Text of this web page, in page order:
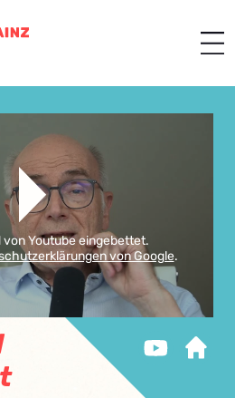
von Youtube eingebettet.
von Google.